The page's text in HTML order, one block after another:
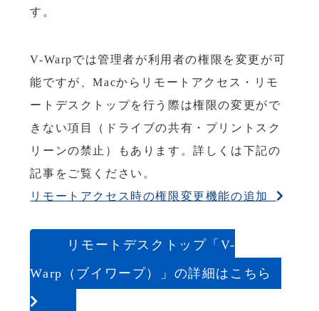
す。
V-Warpでは管理者が利用者の権限を変更が可
能ですが、Macからリモートアクセス・リモ
ートデスクトップを行う際は権限の変更がで
きない項目（ドライブの共有・プリントスク
リーンの禁止）もあります。詳しくは下記の
記事をご覧ください。
リモートアクセス時の権限変更機能の追加
リモートデスクトップ「V-
Warp（ブイワープ）」の詳細はこちら